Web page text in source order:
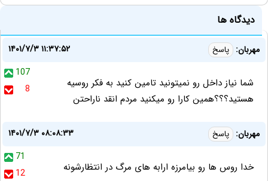
دیدگاه ها
مهربان: پاسخ
۱۴۰۱/۷/۳ ۱۱:۳۷:۵۲
107
8
شما نیاز داخل رو نمیتونید تامین کنید به فکر روسیه
هستید؟؟؟همین کارا رو میکنید مردم انقد ناراحتن
مهربان: پاسخ
۱۴۰۱/۷/۳ ۰۸:۰۸:۳۳
71
12
خدا روس ها رو بیامرزه ارابه های مرگ در انتظارشونه